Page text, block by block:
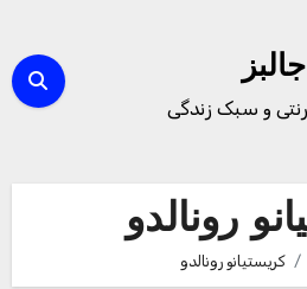
جالبز
و سبک زندگی
رونالدو
کریستیانو رونالدو